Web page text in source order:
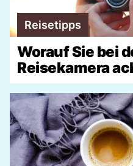
Reisetipps
Worauf Sie bei
Reisekamera